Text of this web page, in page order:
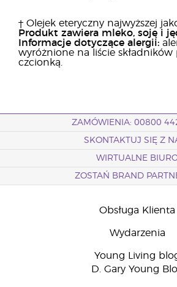
† Olejek eteryczny najwyższej
Produkt zawiera mleko, soję i
Informacje dotyczące alergii:
wyróżnione na liście
czcionką.
ZAMÓWIENIA: 00800
SKONTAKTUJ SIĘ Z
WIRTUALNE
ZOSTAŃ BRAND
Obsługa Klienta
Wydarzenia
Young Living
D. Gary Young